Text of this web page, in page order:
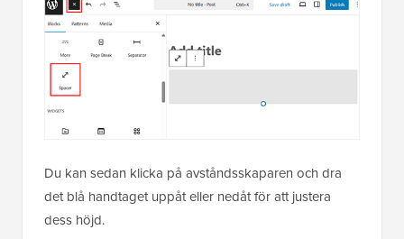
Du kan sedan klicka på avståndsskaparen och dra
det blå handtaget uppåt eller nedåt för att justera
dess höjd.